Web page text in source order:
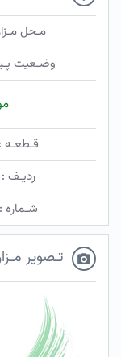
مـحل
وضـعیت
قـطعـه :
ردیـف :
شـماره :
تـصویر